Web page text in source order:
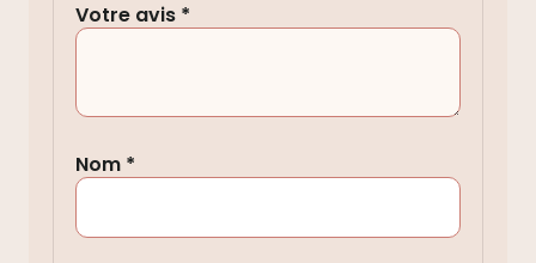
Votre avis *
Nom *